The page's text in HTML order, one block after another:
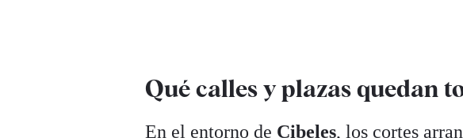
Qué calles y plazas quedan
En el entorno de Cibeles, los cortes